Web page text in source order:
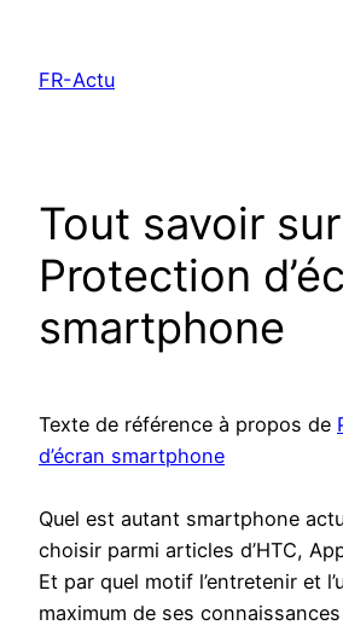
contenu
FR-Actu
Tout savoir sur
Protection
smartphone
Texte de référence à propos de
d’écran smartphone
Quel est autant smartphone
choisir parmi articles d’HTC,
Et par quel motif l’entretenir et
maximum de ses